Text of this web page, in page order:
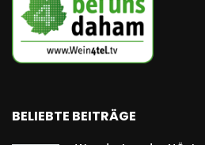
BELIEBTE BEITRÄGE